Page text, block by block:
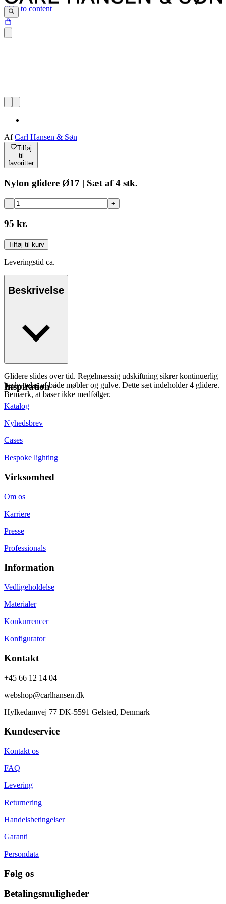
Skip to content
AfCarl Hansen & Søn
Tilføj
til
favoritter
Nylon glidere Ø17 | Sæt af 4 stk.
- +
95 kr.
Tilføj til kurv
Leveringstid ca.
Beskrivelse
Glidere slides over tid. Regelmæssig udskiftning sikrer kontinuerlig
beskyttelse af både møbler og gulve. Dette sæt indeholder 4 glidere.
Bemærk, at baser ikke medfølger.
Inspiration
Katalog
Nyhedsbrev
Cases
Bespoke lighting
Virksomhed
Om os
Karriere
Presse
Professionals
Information
Vedligeholdelse
Materialer
Konkurrencer
Konfigurator
Kontakt
+45 66 12 14 04
webshop@carlhansen.dk
Hylkedamvej 77 DK-5591 Gelsted, Denmark
Kundeservice
Kontakt os
FAQ
Levering
Returnering
Handelsbetingelser
Garanti
Persondata
Følg os
Betalingsmuligheder